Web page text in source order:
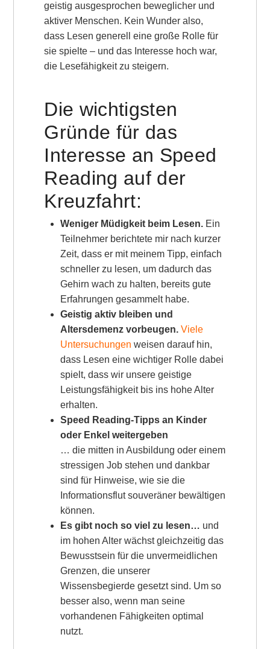
geistig ausgesprochen beweglicher und
aktiver Menschen. Kein Wunder also,
dass Lesen generell eine große Rolle für
sie spielte – und das Interesse hoch war,
die Lesefähigkeit zu steigern.
Die wichtigsten
Gründe für das
Interesse an Speed
Reading auf der
Kreuzfahrt:
Weniger Müdigkeit beim Lesen.Ein
Teilnehmer berichtete mir nach kurzer
Zeit, dass er mit meinem Tipp, einfach
schneller zu lesen, um dadurch das
Gehirn wach zu halten, bereits gute
Erfahrungen gesammelt habe.
Geistig aktiv bleiben und
Altersdemenz vorbeugen. Viele
Untersuchungen weisen darauf hin,
dass Lesen eine wichtiger Rolle dabei
spielt, dass wir unsere geistige
Leistungsfähigkeit bis ins hohe Alter
erhalten.
Speed Reading-Tipps an Kinder
oder Enkel weitergeben
… die mitten in Ausbildung oder einem
stressigen Job stehen und dankbar
sind für Hinweise, wie sie die
Informationsflut souveräner bewältigen
können.
Es gibt noch so viel zu lesen… und
im hohen Alter wächst gleichzeitig das
Bewusstsein für die unvermeidlichen
Grenzen, die unserer
Wissensbegierde gesetzt sind. Um so
besser also, wenn man seine
vorhandenen Fähigkeiten optimal
nutzt.